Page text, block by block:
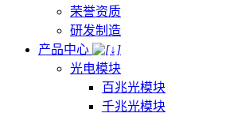
荣誉资质
研发制造
产品中心
光电模块
百兆光模块
千兆光模块